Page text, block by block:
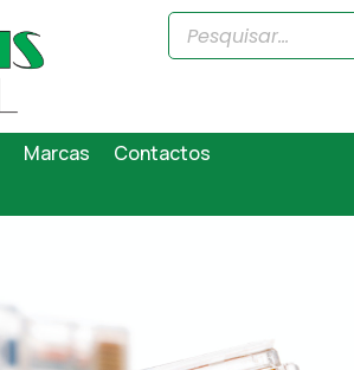
Marcas Contactos